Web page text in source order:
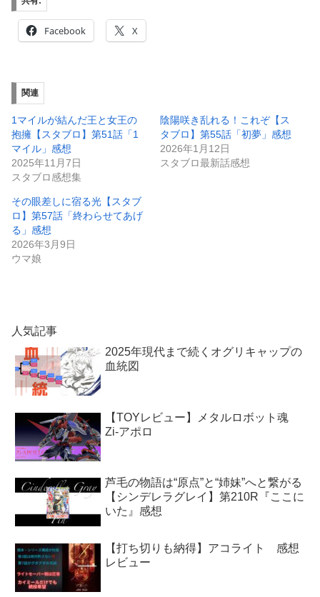
Facebook X
関連
1マイルが結んだ王と女王の
抱擁【スタブロ】第51話「1
マイル」感想
2025年11月7日
スタブロ感想集
陰陽咲き乱れる！これぞ【ス
タブロ】第55話「初夢」感想
2026年1月12日
スタブロ最新話感想
その眼差しに宿る光【スタブ
ロ】第57話「終わらせてあげ
る」感想
2026年3月9日
ウマ娘
人気記事
2025年現代まで続くオグリキャップの
血統図
【TOYレビュー】メタルロボット魂
Zi-アポロ
芦毛の物語は“原点”と“姉妹”へと繋がる
【シンデレラグレイ】第210R『ここに
いた』感想
【打ち切りも納得】アコライト 感想
レビュー